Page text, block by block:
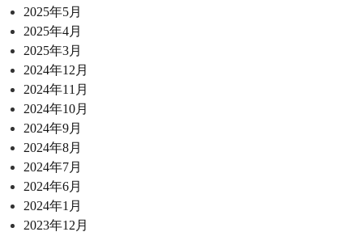
2025年5月
2025年4月
2025年3月
2024年12月
2024年11月
2024年10月
2024年9月
2024年8月
2024年7月
2024年6月
2024年1月
2023年12月